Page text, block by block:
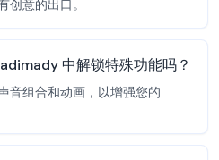
创意的出口。
中解锁特殊功能吗？
音组合和动画，以增强您的